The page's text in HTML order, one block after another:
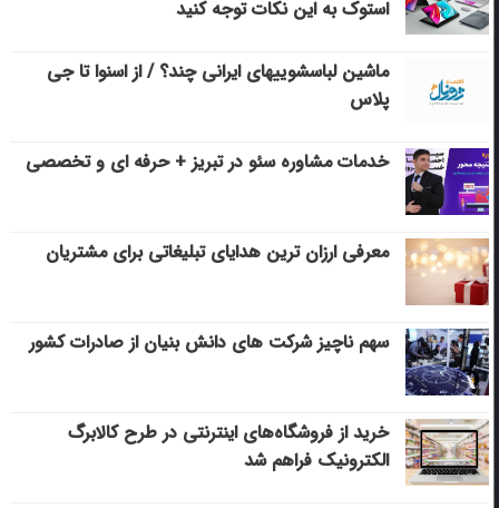
استوک به این نکات توجه کنید
ماشین لباسشویی‎های ایرانی چند؟ / از اسنوا تا جی
پلاس
خدمات مشاوره سئو در تبریز + حرفه ای و تخصصی
معرفی ارزان ترین هدایای تبلیغاتی برای مشتریان
سهم ناچیز شرکت های دانش بنیان از صادرات کشور
خرید از فروشگاه‌های اینترنتی در طرح کالابرگ
الکترونیک فراهم شد